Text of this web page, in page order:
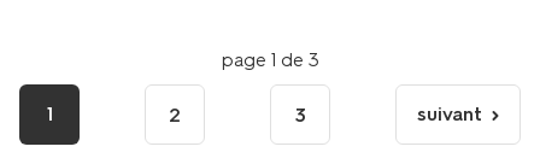
page 1 de 3
1 2 3
page
suivante
suivant